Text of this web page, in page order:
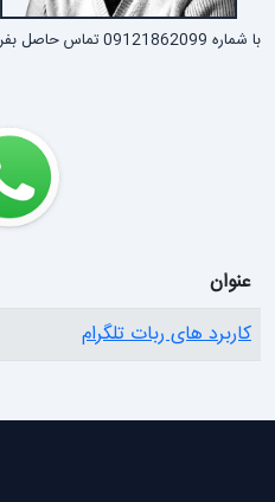
با شماره 09121862099 تماس حاصل بفرمایید .
عنوان
کاربرد های ربات تلگرام